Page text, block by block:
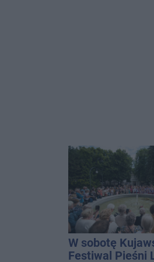
W sobotę
Festiwal Pieśni